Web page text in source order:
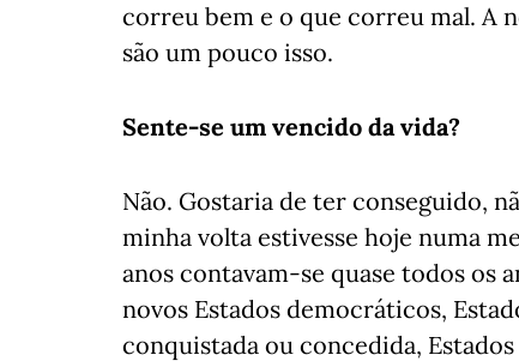
correu bem e o que correu mal. A
são um pouco isso.
Sente-se um vencido da vida?
Não. Gostaria de ter conseguido,
minha volta estivesse hoje numa
anos contavam-se quase todos os
novos Estados democráticos,
conquistada ou concedida,